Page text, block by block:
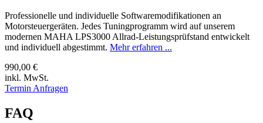
Professionelle und individuelle Softwaremodifikationen an
Motorsteuergeräten. Jedes Tuningprogramm wird auf unserem
modernen MAHA LPS3000 Allrad-Leistungsprüfstand entwickelt
und individuell abgestimmt. Mehr erfahren ...
990,00 €
inkl. MwSt.
Termin Anfragen
FAQ